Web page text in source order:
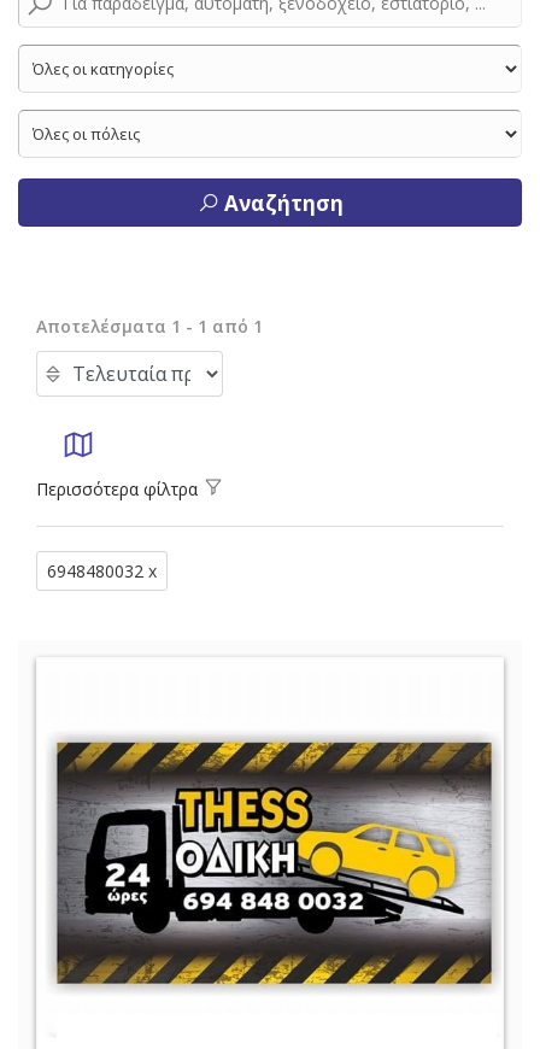
Αναζήτηση
Αποτελέσματα 1 - 1 από 1
Περισσότερα φίλτρα
6948480032 x